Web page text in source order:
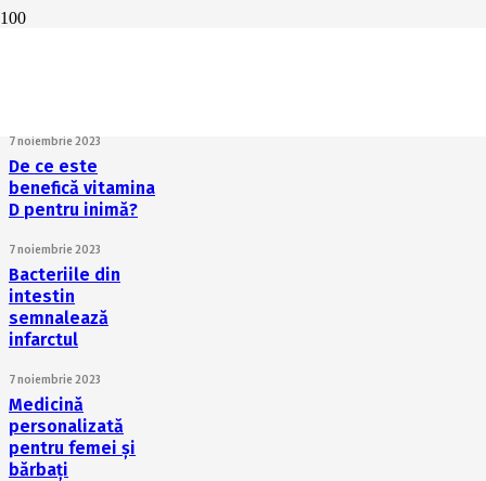
7 noiembrie 2023
De ce este
benefică vitamina
D pentru inimă?
7 noiembrie 2023
Bacteriile din
intestin
semnalează
infarctul
7 noiembrie 2023
Medicină
personalizată
pentru femei și
bărbați